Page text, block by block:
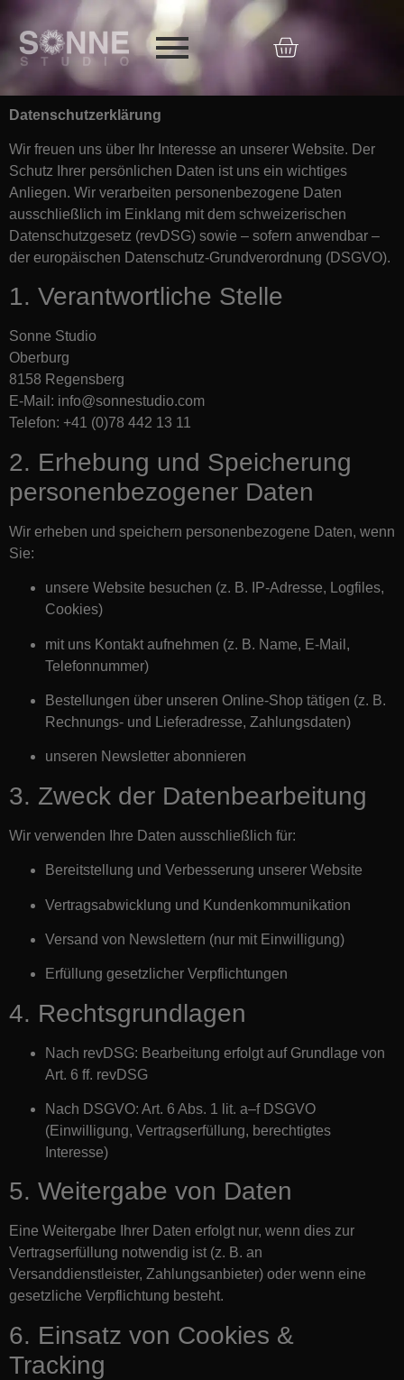
Datenschutzerklärung
Wir freuen uns über Ihr Interesse an unserer Website. Der
Schutz Ihrer persönlichen Daten ist uns ein wichtiges
Anliegen. Wir verarbeiten personenbezogene Daten
ausschließlich im Einklang mit dem schweizerischen
Datenschutzgesetz (revDSG) sowie – sofern anwendbar –
der europäischen Datenschutz-Grundverordnung (DSGVO).
1. Verantwortliche Stelle
Sonne Studio
Oberburg
8158 Regensberg
E-Mail: info@sonnestudio.com
Telefon: +41 (0)78 442 13 11
2. Erhebung und Speicherung
personenbezogener Daten
Wir erheben und speichern personenbezogene Daten, wenn
Sie:
unsere Website besuchen (z. B. IP-Adresse, Logfiles,
Cookies)
mit uns Kontakt aufnehmen (z. B. Name, E-Mail,
Telefonnummer)
Bestellungen über unseren Online-Shop tätigen (z. B.
Rechnungs- und Lieferadresse, Zahlungsdaten)
unseren Newsletter abonnieren
3. Zweck der Datenbearbeitung
Wir verwenden Ihre Daten ausschließlich für:
Bereitstellung und Verbesserung unserer Website
Vertragsabwicklung und Kundenkommunikation
Versand von Newslettern (nur mit Einwilligung)
Erfüllung gesetzlicher Verpflichtungen
4. Rechtsgrundlagen
Nach revDSG: Bearbeitung erfolgt auf Grundlage von
Art. 6 ff. revDSG
Nach DSGVO: Art. 6 Abs. 1 lit. a–f DSGVO
(Einwilligung, Vertragserfüllung, berechtigtes
Interesse)
5. Weitergabe von Daten
Eine Weitergabe Ihrer Daten erfolgt nur, wenn dies zur
Vertragserfüllung notwendig ist (z. B. an
Versanddienstleister, Zahlungsanbieter) oder wenn eine
gesetzliche Verpflichtung besteht.
6. Einsatz von Cookies &
Tracking